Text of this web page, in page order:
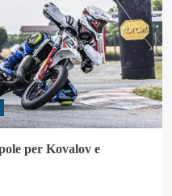
per Kovalov e